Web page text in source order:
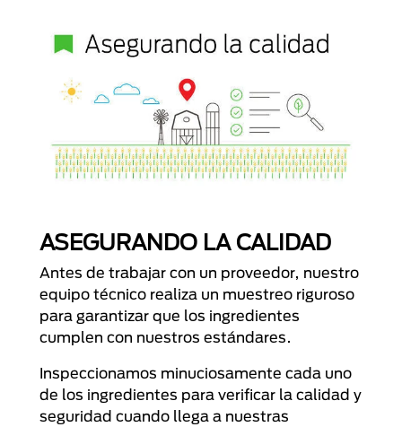
ASEGURANDO LA CALIDAD
Antes de trabajar con un proveedor, nuestro
equipo técnico realiza un muestreo riguroso
para garantizar que los ingredientes
cumplen con nuestros estándares.
Inspeccionamos minuciosamente cada uno
de los ingredientes para verificar la calidad y
seguridad cuando llega a nuestras